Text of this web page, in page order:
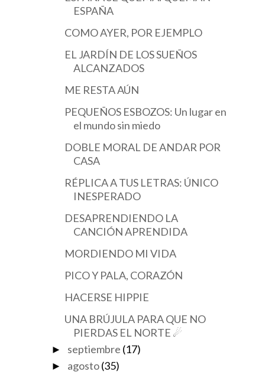
ESPAÑA
COMO AYER, POR EJEMPLO
EL JARDÍN DE LOS SUEÑOS
ALCANZADOS
ME RESTA AÚN
PEQUEÑOS ESBOZOS: Un lugar en
el mundo sin miedo
DOBLE MORAL DE ANDAR POR
CASA
RÉPLICA A TUS LETRAS: ÚNICO
INESPERADO
DESAPRENDIENDO LA
CANCIÓN APRENDIDA
MORDIENDO MI VIDA
PICO Y PALA, CORAZÓN
HACERSE HIPPIE
UNA BRÚJULA PARA QUE NO
PIERDAS EL NORTE ☄
► septiembre (17)
► agosto (35)